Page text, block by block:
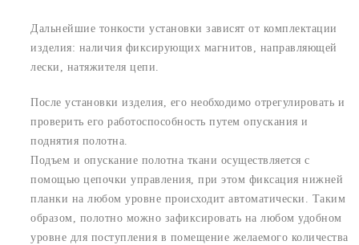
Дальнейшие тонкости установки зависят от комплектации
изделия: наличия фиксирующих магнитов, направляющей
лески, натяжителя цепи.
После установки изделия, его необходимо отрегулировать и
проверить его работоспособность путем опускания и
поднятия полотна.
Подъем и опускание полотна ткани осуществляется с
помощью цепочки управления, при этом фиксация нижней
планки на любом уровне происходит автоматически. Таким
образом, полотно можно зафиксировать на любом удобном
уровне для поступления в помещение желаемого количества